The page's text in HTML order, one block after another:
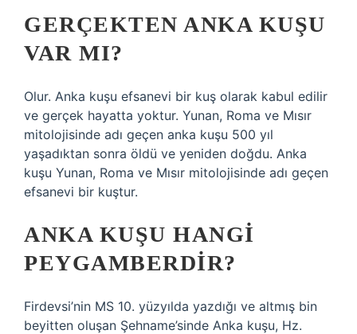
GERÇEKTEN ANKA KUŞU
VAR MI?
Olur. Anka kuşu efsanevi bir kuş olarak kabul edilir
ve gerçek hayatta yoktur. Yunan, Roma ve Mısır
mitolojisinde adı geçen anka kuşu 500 yıl
yaşadıktan sonra öldü ve yeniden doğdu. Anka
kuşu Yunan, Roma ve Mısır mitolojisinde adı geçen
efsanevi bir kuştur.
ANKA KUŞU HANGI
PEYGAMBERDIR?
Firdevsi’nin MS 10. yüzyılda yazdığı ve altmış bin
beyitten oluşan Şehname’sinde Anka kuşu, Hz.